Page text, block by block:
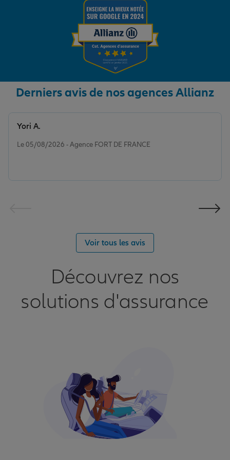
Derniers avis de nos agences Allianz
Le 05/08/2026 - Agence FORT DE FRANCE
Yori A.
Voir tous les avis
Découvrez nos
solutions d'assurance